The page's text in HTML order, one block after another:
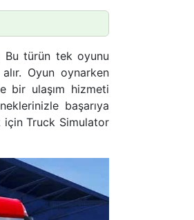
Bu türün tek oyunu
Oyun oynarken
bir ulaşım hizmeti
başarıya
için Truck Simulator